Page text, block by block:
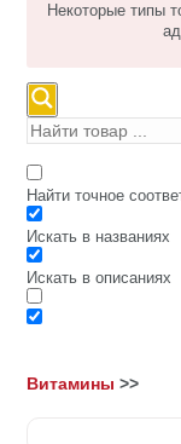
Некоторые типы
Найти точное
Искать в названиях
Искать в описаниях
Витамины >>